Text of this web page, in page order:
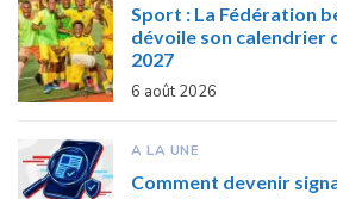
Sport : La Fédération
dévoile son calendrier
2027
6 août 2026
A LA UNE
Comment devenir